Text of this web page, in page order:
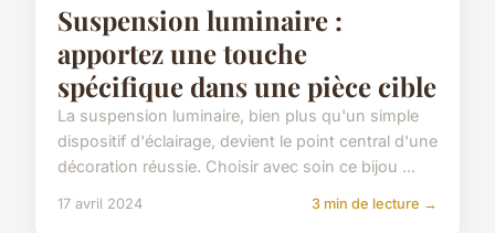
Suspension luminaire :
apportez une touche
spécifique dans une pièce cible
La suspension luminaire, bien plus qu'un simple
dispositif d'éclairage, devient le point central d'une
décoration réussie. Choisir avec soin ce bijou ...
17 avril 2024 3 min de lecture →